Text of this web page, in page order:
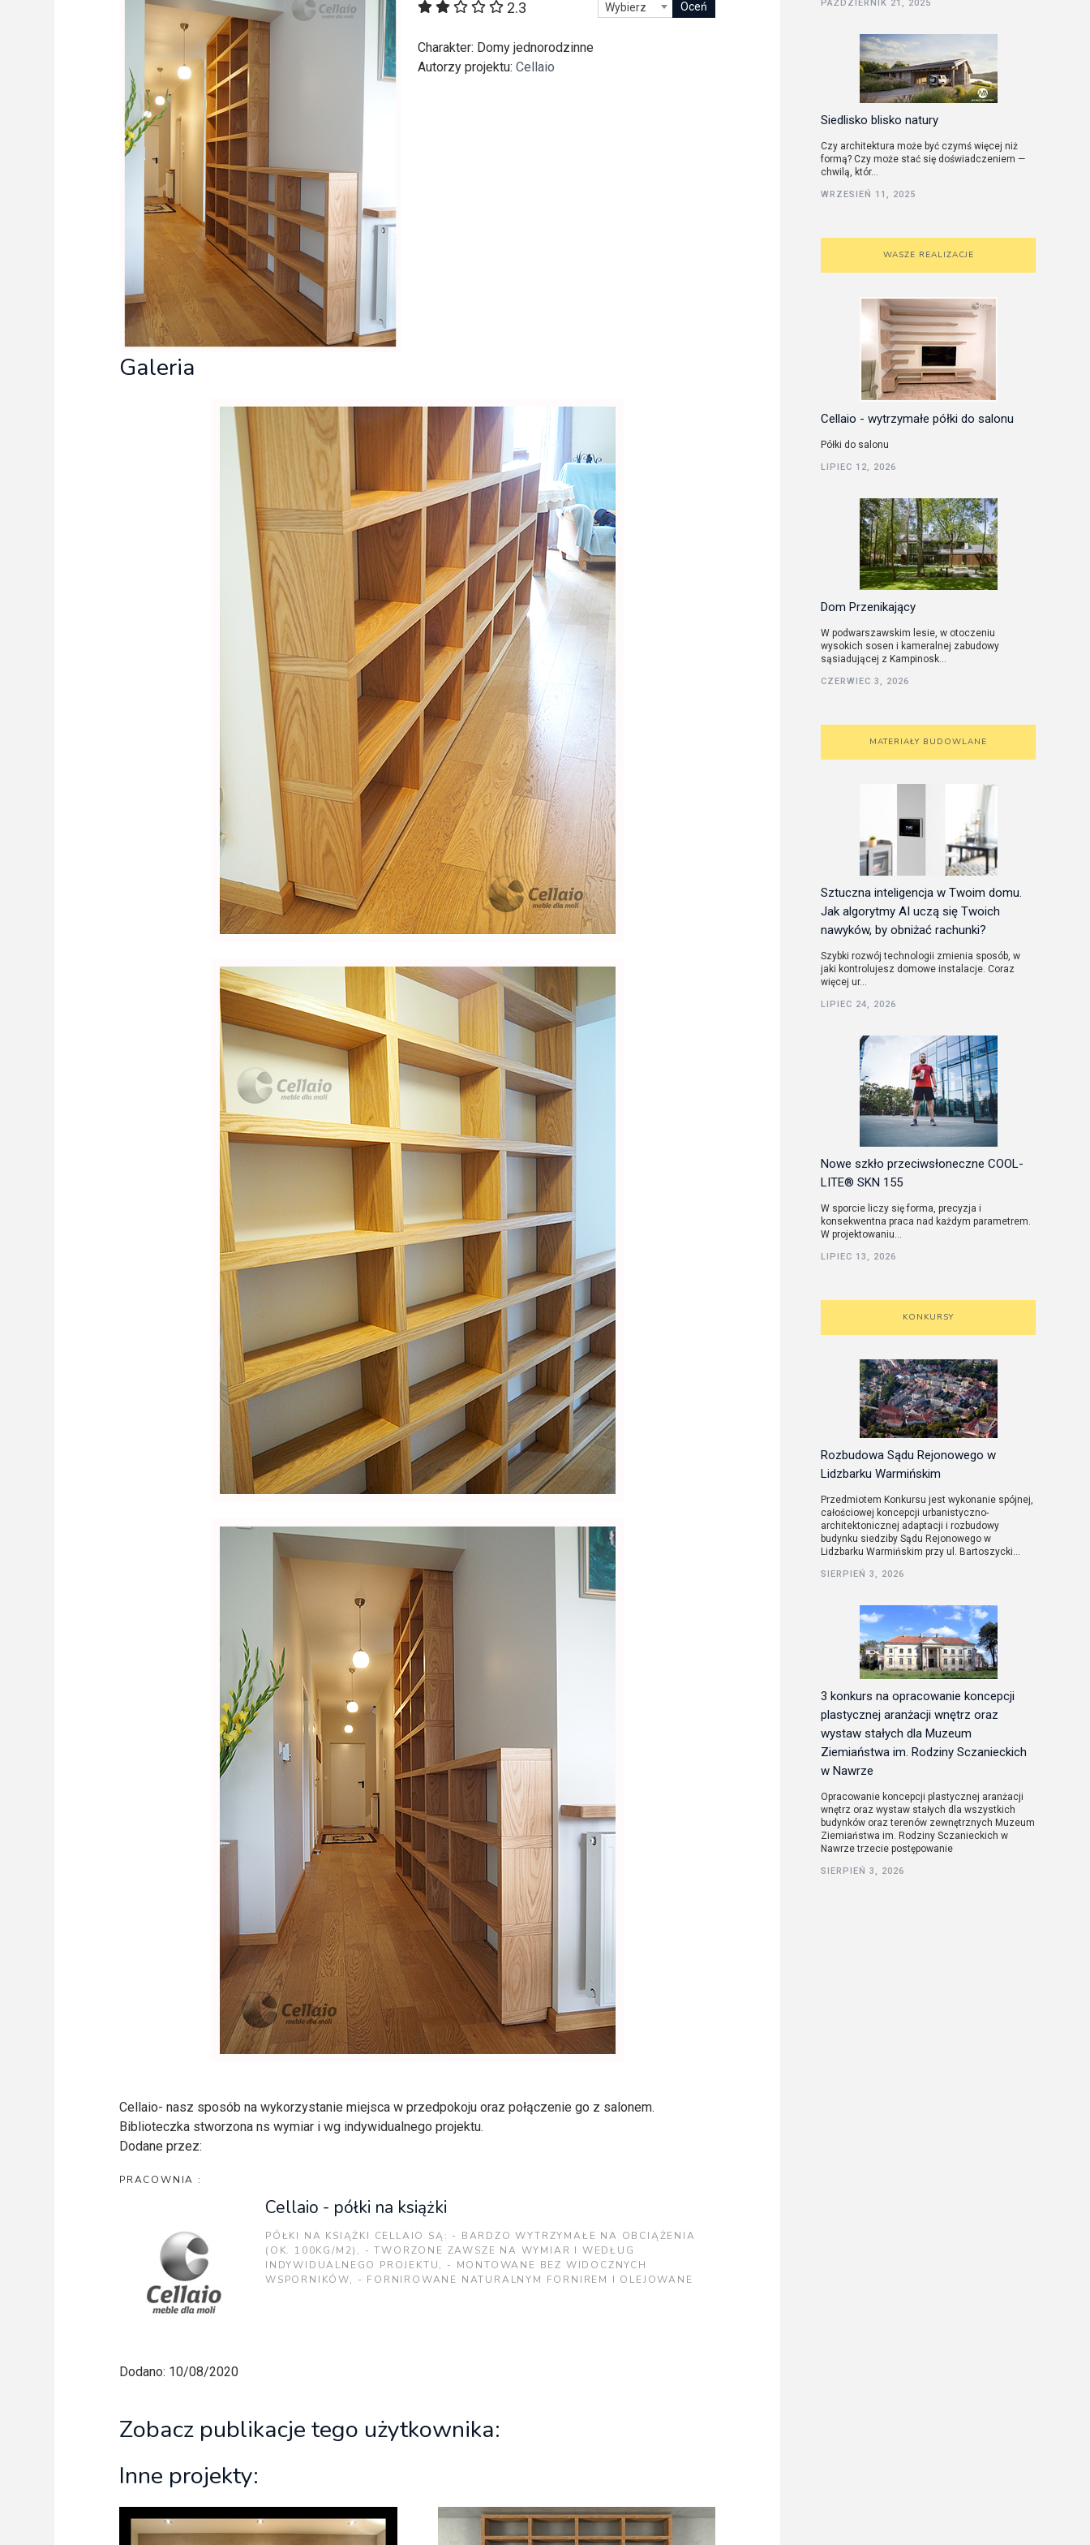
Freelance - architekt
Galeria Miast Dawnych
Katalog produktów dla architekta
Firmy
2.3 Wybierz
Charakter: Domy jednorodzinne
Autorzy projektu: Cellaio
Galeria
Cellaio- nasz sposób na wykorzystanie miejsca w przedpokoju oraz połączenie go z salonem.
Biblioteczka stworzona ns wymiar i wg indywidualnego projektu.
Dodane przez:
PRACOWNIA :
Cellaio - półki na książki
PÓŁKI NA KSIĄŻKI CELLAIO SĄ: - BARDZO WYTRZYMAŁE NA OBCIĄŻENIA
(OK. 100KG/M2), - TWORZONE ZAWSZE NA WYMIAR I WEDŁUG
INDYWIDUALNEGO PROJEKTU, - MONTOWANE BEZ WIDOCZNYCH
WSPORNIKÓW, - FORNIROWANE NATURALNYM FORNIREM I OLEJOWANE
Dodano: 10/08/2020
Zobacz publikacje tego użytkownika:
Inne projekty:
PAŹDZIERNIK 21, 2025
Siedlisko blisko natury
Czy architektura może być czymś więcej niż
formą? Czy może stać się doświadczeniem —
chwilą, któr...
WRZESIEŃ 11, 2025
WASZE REALIZACJE
Cellaio - wytrzymałe półki do salonu
Półki do salonu
LIPIEC 12, 2026
Dom Przenikający
W podwarszawskim lesie, w otoczeniu
wysokich sosen i kameralnej zabudowy
sąsiadującej z Kampinosk...
CZERWIEC 3, 2026
MATERIAŁY BUDOWLANE
Sztuczna inteligencja w Twoim domu.
Jak algorytmy AI uczą się Twoich
nawyków, by obniżać rachunki?
Szybki rozwój technologii zmienia sposób, w
jaki kontrolujesz domowe instalacje. Coraz
więcej ur...
LIPIEC 24, 2026
Nowe szkło przeciwsłoneczne COOL-
LITE® SKN 155
W sporcie liczy się forma, precyzja i
konsekwentna praca nad każdym parametrem.
W projektowaniu...
LIPIEC 13, 2026
KONKURSY
Rozbudowa Sądu Rejonowego w
Lidzbarku Warmińskim
Przedmiotem Konkursu jest wykonanie spójnej,
całościowej koncepcji urbanistyczno-
architektonicznej adaptacji i rozbudowy
budynku siedziby Sądu Rejonowego w
Lidzbarku Warmińskim przy ul. Bartoszycki...
SIERPIEŃ 3, 2026
3 konkurs na opracowanie koncepcji
plastycznej aranżacji wnętrz oraz
wystaw stałych dla Muzeum
Ziemiaństwa im. Rodziny Sczanieckich
w Nawrze
Opracowanie koncepcji plastycznej aranżacji
wnętrz oraz wystaw stałych dla wszystkich
budynków oraz terenów zewnętrznych Muzeum
Ziemiaństwa im. Rodziny Sczanieckich w
Nawrze trzecie postępowanie
SIERPIEŃ 3, 2026